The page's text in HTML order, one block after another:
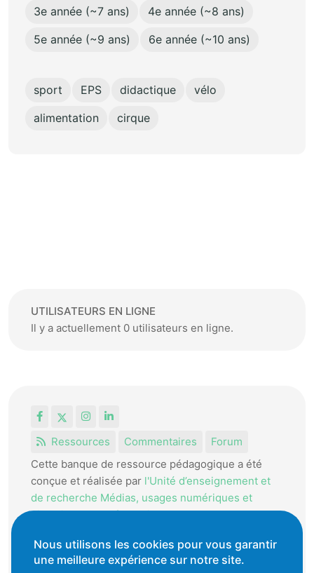
3e année (~7 ans)
4e année (~8 ans)
5e année (~9 ans)
6e année (~10 ans)
sport EPS didactique
vélo
alimentation
cirque
UTILISATEURS EN LIGNE
Il y a actuellement 0 utilisateurs en ligne.
FacebookInstagram
LinkedIn
Ressources
Commentaires
Forum
Cette banque de ressource pédagogique a été
conçue et réalisée par l'Unité d’enseignement et
de recherche Médias, usages numériques et
didactique de l’Informatique.
La HEP-VD met cet outil à disposition des
enseignantes et enseignants vaudois pour
Nous utilisons les cookies pour vous garantir
une meilleure expérience sur notre site.